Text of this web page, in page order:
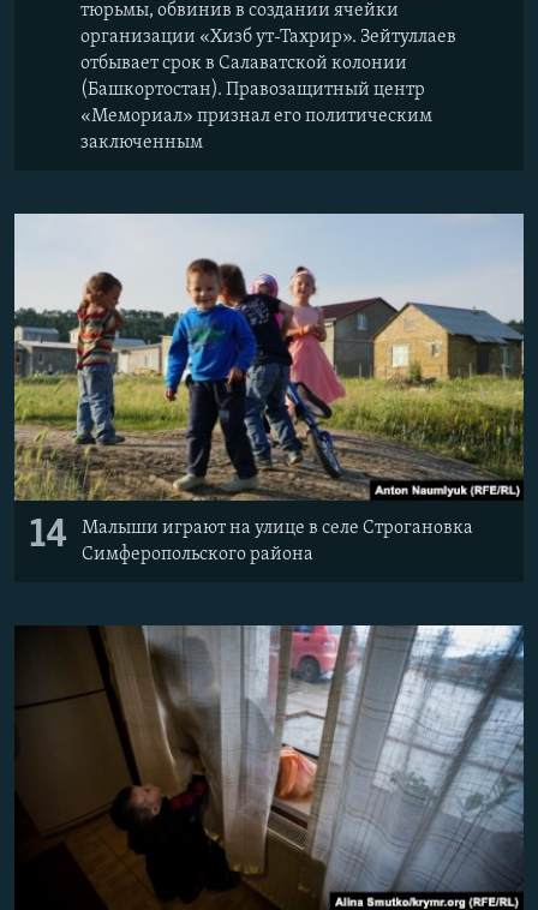
тюрьмы, обвинив в создании ячейки
организации «Хизб ут-Тахрир». Зейтуллаев
отбывает срок в Салаватской колонии
(Башкортостан). Правозащитный центр
«Мемориал» признал его политическим
заключенным
14
Малыши играют на улице в селе Строгановка
Симферопольского района